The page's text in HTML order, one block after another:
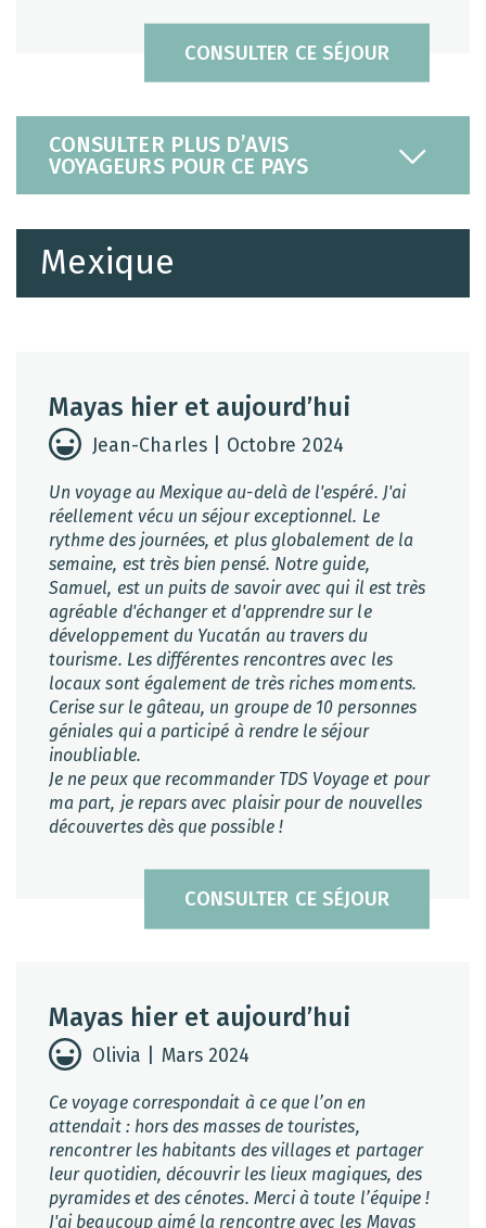
CONSULTER CE SÉJOUR
CONSULTER PLUS D’AVIS
VOYAGEURS POUR CE PAYS
Mexique
Mayas hier et aujourd’hui
Jean-Charles | Octobre 2024
CONSULTER CE SÉJOUR
Un voyage au Mexique au-delà de l'espéré. J'ai
réellement vécu un séjour exceptionnel. Le
rythme des journées, et plus globalement de la
semaine, est très bien pensé. Notre guide,
Samuel, est un puits de savoir avec qui il est très
agréable d'échanger et d'apprendre sur le
développement du Yucatán au travers du
tourisme. Les différentes rencontres avec les
locaux sont également de très riches moments.
Cerise sur le gâteau, un groupe de 10 personnes
géniales qui a participé à rendre le séjour
inoubliable.
Je ne peux que recommander TDS Voyage et pour
ma part, je repars avec plaisir pour de nouvelles
découvertes dès que possible !
Mayas hier et aujourd’hui
Olivia | Mars 2024
Ce voyage correspondait à ce que l’on en
attendait : hors des masses de touristes,
rencontrer les habitants des villages et partager
leur quotidien, découvrir les lieux magiques, des
pyramides et des cénotes. Merci à toute l’équipe !
J'ai beaucoup aimé la rencontre avec les Mayas